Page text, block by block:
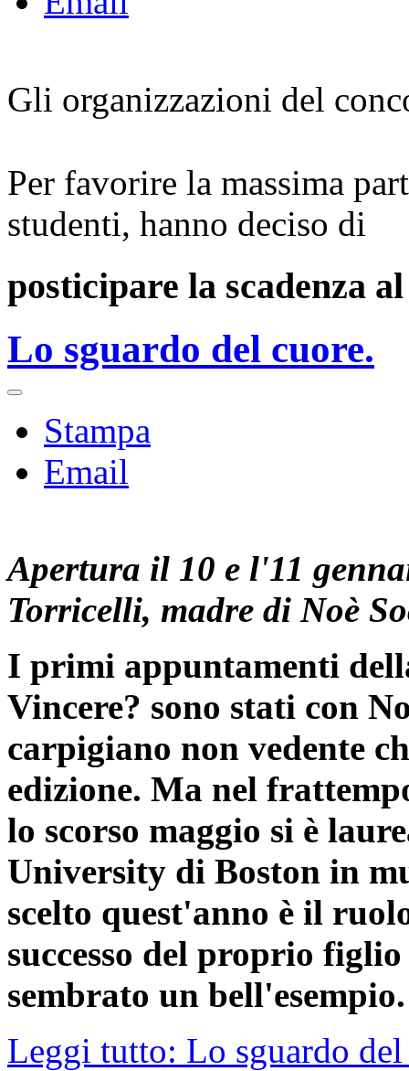
Gli organizzazioni del
Per favorire la massima
studenti, hanno deciso di
posticipare la scadenza
Lo sguardo del cuore.
Stampa
Email
Apertura il 10 e l'11
Torricelli, madre di Noè
I primi appuntamenti
Vincere? sono stati con
carpigiano non vedente
edizione. Ma nel
lo scorso maggio si è
University di Boston in
scelto quest'anno è il
successo del proprio
sembrato un bell'esempio.
Leggi tutto: Lo sguardo del